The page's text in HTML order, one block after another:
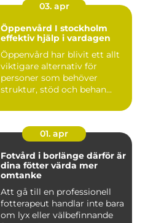
03. apr
Öppenvård I stockholm
effektiv hjälp i vardagen
Öppenvård har blivit ett allt
viktigare alternativ för
personer som behöver
struktur, stöd och behan...
01. apr
Fotvård i borlänge därför är
dina fötter värda mer
omtanke
Att gå till en professionell
fotterapeut handlar inte bara
om lyx eller välbefinnande